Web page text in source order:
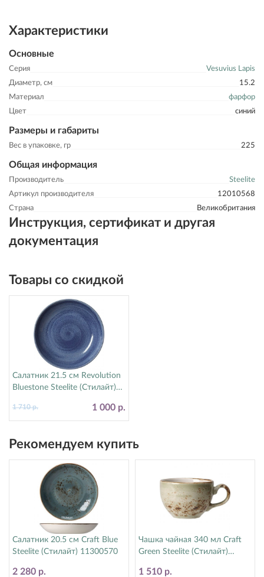
Характеристики
Основные
Серия
Vesuvius Lapis
Диаметр, см
15.2
Материал
фарфор
Цвет
синий
Размеры и габариты
Вес в упаковке, гр 225
Общая информация
Производитель
Steelite
Артикул производителя
12010568
Страна
Великобритания
Инструкция, сертификат и другая
документация
Товары со скидкой
Салатник 21.5 см Revolution
Bluestone Steelite (Стилайт)
1 000 р.
1 710 р.
Рекомендуем купить
Салатник 20.5 см Craft Blue
Steelite (Стилайт) 11300570
2 280 р.
Чашка чайная 340 мл Craft
Green Steelite (Стилайт)
1 510 р.